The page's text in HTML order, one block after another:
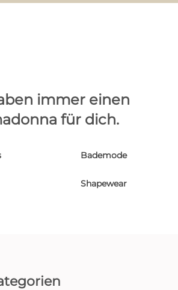
immer einen
für dich.
Bademode
Shapewear